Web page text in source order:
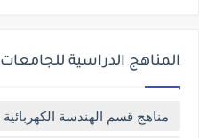
المناهج الدراسية للجامعات
مناهج قسم الهندسة الكهربائية